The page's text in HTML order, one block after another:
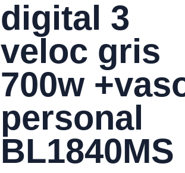
digital 3
veloc gris
700w
personal
BL1840MS